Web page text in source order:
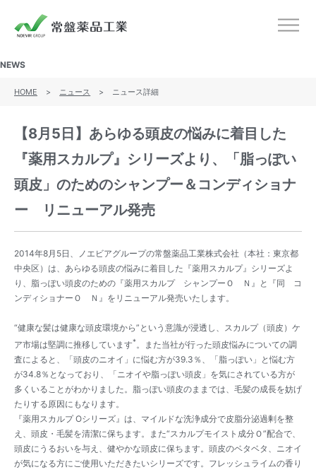
NEWS
HOME > ニュース > ニュース詳細
【8月5日】あらゆる頭皮の悩みに着目した
『薬用スカルプ』シリーズより、「脂っぽい
頭皮」のためのシャンプー＆コンディショナ
ー リニューアル発売
2014年8月5日、ノエビアグループの常盤薬品工業株式会社（本社：東京都
中央区）は、あらゆる頭皮の悩みに着目した『薬用スカルプ』シリーズよ
り、脂っぽい頭皮のための『薬用スカルプ シャンプーＯ Ｎ』と『同 コ
ンディショナーＯ Ｎ』をリニューアル発売いたします。
“健康な髪は健康な頭皮環境から”という意識が浸透し、スカルプ（頭皮）ケ
ア市場は堅調に推移しています*。また当社が行った頭皮悩みについての調
査によると、「頭皮のニオイ」に悩む方が39.3％、「脂っぽい」と悩む方
が34.8％となっており、「ニオイや脂っぽい頭皮」を気にされている方が
多くいることがわかりました。脂っぽい頭皮のままでは、毛髪の成長を妨げ
たりする原因にもなります。
『薬用スカルプ Oシリーズ』は、マイルドな洗浄成分で皮脂分泌過剰を整
え、頭皮・毛髪を清潔に保ちます。また“スカルプモイスト成分Ｏ”配合で、
頭皮にうるおいを与え、健やかな頭皮に保ちます。頭皮のベタベタ、ニオイ
が気になる方にご使用いただきたいシリーズです。フレッシュライムの香り